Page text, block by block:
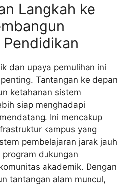
Langkah ke
dan upaya pemulihan ini
Tantangan ke depan
ketahanan sistem
siap menghadapi
Ini mencakup
kampus yang
pembelajaran jarak jauh
dukungan
akademik. Dengan
tantangan alam muncul,